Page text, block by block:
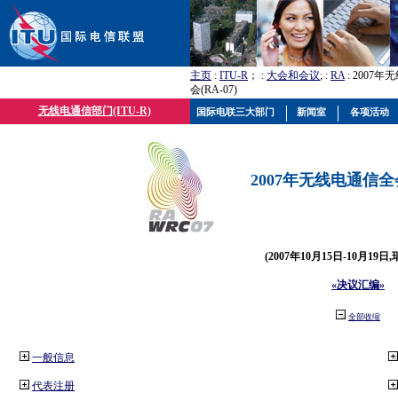
主页 : ITU-R ； : 大会和会议; : RA: 2007年
会(RA-07)
无线电通信部门(ITU-R)
2007年无线电通信
(2007年10月15日-10月19日,
«决议汇编»
全部收缩
一般信息
代表注册
国际电联三大部门 新闻室 各项活动